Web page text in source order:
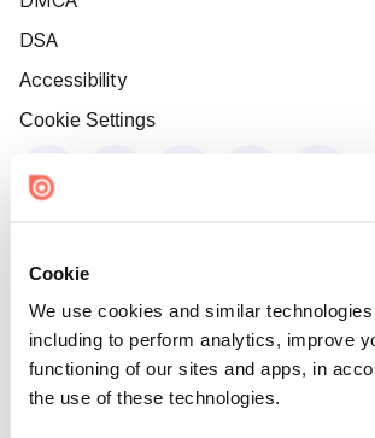
Cookie
We use cookies and similar
including to perform analytics, improve
functioning of our sites and apps, in
the use of these technologies.
DSA
Accessibility
Cookie Settings